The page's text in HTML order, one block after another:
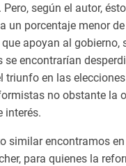
según el autor,
un porcentaje menor
apoyan al gobierno,
se encontrarían
triunfo en las
no obstante la
interés.
similar encontramos
para quienes la